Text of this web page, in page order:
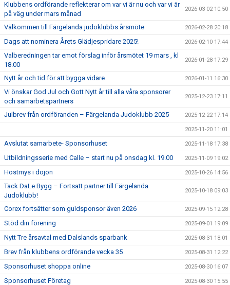
Klubbens ordförande reflekterar om var vi är nu och var vi är
på väg under mars månad
2026-03-02 10:50
Välkommen till Färgelanda judoklubbs årsmöte 2026-02-28 20:18
Dags att nominera Årets Glädjespridare 2025! 2026-02-10 17:44
Valberedningen tar emot förslag inför årsmötet 19 mars , kl
18.00
2026-01-28 17:29
Nytt år och tid för att bygga vidare 2026-01-11 16:30
Vi önskar God Jul och Gott Nytt år till alla våra sponsorer
och samarbetspartners
2025-12-23 17:11
Julbrev från ordföranden – Färgelanda Judoklubb 2025 2025-12-22 17:14
2025-11-20 11:01
Avslutat samarbete- Sponsorhuset 2025-11-18 17:38
Utbildningsserie med Calle – start nu på onsdag kl. 19.00 2025-11-09 19:02
Höstmys i dojon 2025-10-26 14:56
Tack DaLe Bygg – Fortsatt partner till Färgelanda
Judoklubb!
2025-10-18 09:03
Corex fortsätter som guldsponsor även 2026 2025-09-15 12:28
Stöd din förening 2025-09-01 19:09
Nytt Tre årsavtal med Dalslands sparbank 2025-08-31 18:01
Brev från klubbens ordförande vecka 35 2025-08-31 12:22
Sponsorhuset shoppa online 2025-08-30 16:07
Sponsorhuset Företag 2025-08-30 15:55